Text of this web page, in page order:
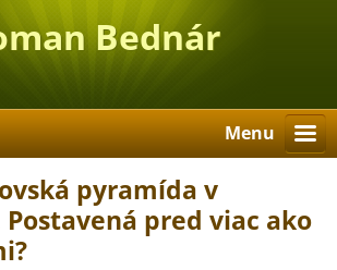
Bednár
Menu
pyramída v
pred viac ako